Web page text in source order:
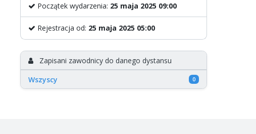
Początek wydarzenia: 25 maja 2025 09:00
Rejestracja od: 25 maja 2025 05:00
Zapisani zawodnicy do danego dystansu
Wszyscy
0